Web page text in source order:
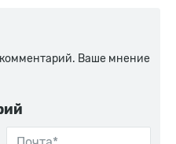
комментарий. Ваше мнение